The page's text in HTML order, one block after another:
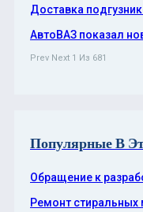
Доставка
АвтоВАЗ показал
Prev Next 1 Из 681
Популярные В
Обращение к
Ремонт